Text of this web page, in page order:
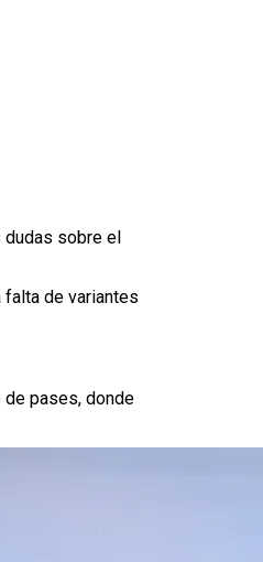
dudas sobre el
de variantes
de pases, donde